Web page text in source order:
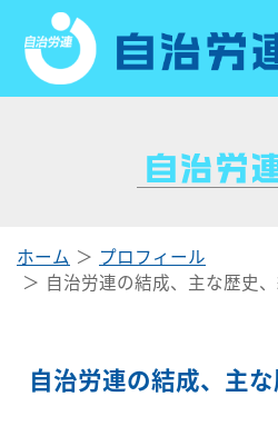
ホーム
プロフィール
自治労連の結成、主な歴史
自治労連の結成、主